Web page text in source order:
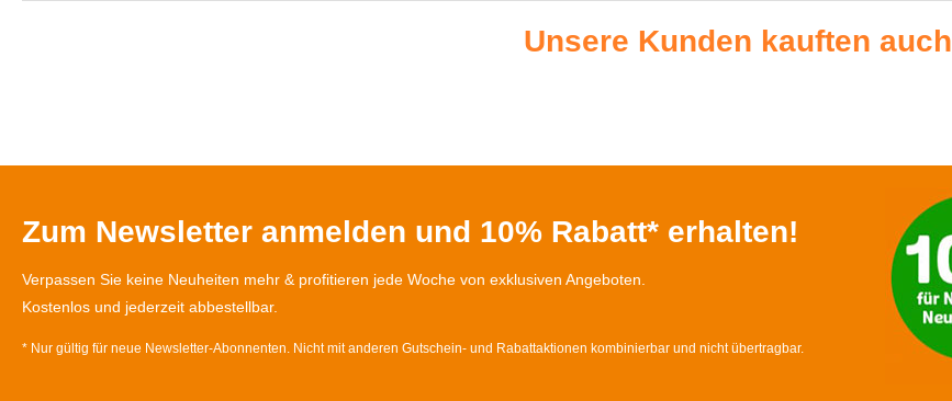
Unsere Kunden kauften auch
Zum Newsletter anmelden und 10% Rabatt* erhalten!
Verpassen Sie keine Neuheiten mehr & profitieren jede Woche von exklusiven Angeboten.
Kostenlos und jederzeit abbestellbar.
* Nur gültig für neue Newsletter-Abonnenten. Nicht mit anderen Gutschein- und Rabattaktionen kombinierbar und nicht übertragbar.